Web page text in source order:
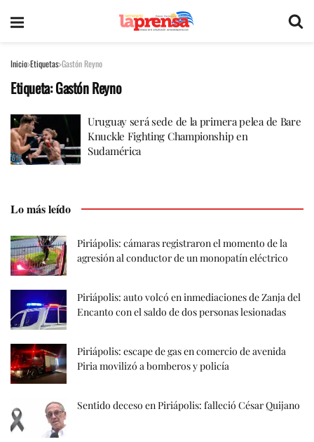
Inicio Etiquetas Gastón Reyno
Etiqueta:Gastón Reyno
Uruguay será sede de la primera pelea de Bare
Knuckle Fighting Championship en
Sudamérica
Lo más leído
Piriápolis: cámaras registraron el momento de la
agresión al conductor de un monopatín eléctrico
Piriápolis: auto volcó en inmediaciones de Zanja del
Encanto con el saldo de dos personas lesionadas
Piriápolis: escape de gas en comercio de avenida
Piria movilizó a bomberos y policía
Sentido deceso en Piriápolis: falleció César Quijano